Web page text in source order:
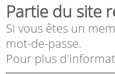
Partie du site
Si vous êtes un
mot-de-passe.
Pour plus